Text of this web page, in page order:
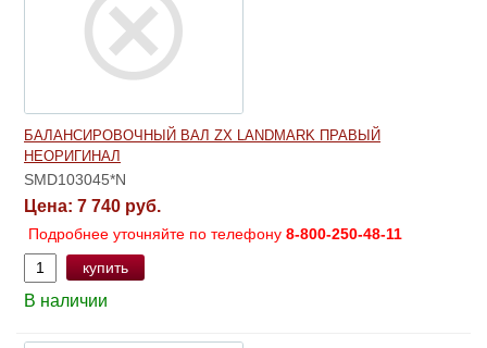
БАЛАНСИРОВОЧНЫЙ ВАЛ ZX LANDMARK ПРАВЫЙ
НЕОРИГИНАЛ
SMD103045*N
Цена: 7 740 руб.
Подробнее уточняйте по телефону 8-800-250-48-11
купить
В наличии